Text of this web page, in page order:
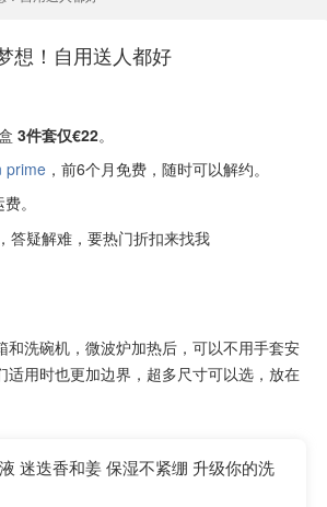
想！自用送人都好
3件套仅€22。
prime ，前6个月免费，随时可以解约。
。
，答疑解难，要热门折扣来找我
和洗碗机，微波炉加热后，可以不用手套安
用时也更加边界，超多尺寸可以选，放在
迷迭香和姜 保湿不紧绷 升级你的洗